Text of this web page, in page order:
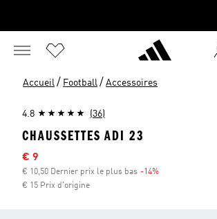
Accueil / Football / Accessoires
4.8 (36)
CHAUSSETTES ADI 23
Sale price
€ 9
€ 10,50 Dernier prix le plus bas -14%
€ 15 Prix d'origine